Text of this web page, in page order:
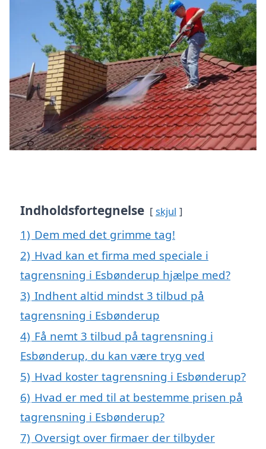
Indholdsfortegnelse skjul
1) Dem med det grimme tag!
2) Hvad kan et firma med speciale i
tagrensning i Esbønderup hjælpe med?
3) Indhent altid mindst 3 tilbud på
tagrensning i Esbønderup
4) Få nemt 3 tilbud på tagrensning i
Esbønderup, du kan være tryg ved
5) Hvad koster tagrensning i Esbønderup?
6) Hvad er med til at bestemme prisen på
tagrensning i Esbønderup?
7) Oversigt over firmaer der tilbyder